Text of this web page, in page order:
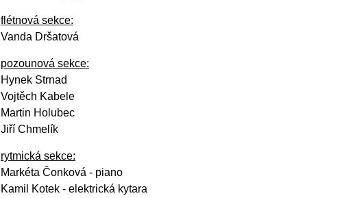
flétnová sekce:
Vanda Dršatová
pozounová sekce:
Hynek Strnad
Vojtěch Kabele
Martin Holubec
Jiří Chmelík
rytmická sekce:
Markéta Čonková - piano
Kamil Kotek - elektrická kytara